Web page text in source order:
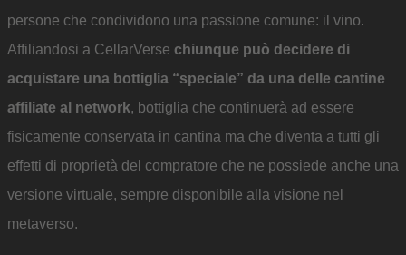
persone che condividono una passione comune: il vino.
Affiliandosi a CellarVerse chiunque può decidere di
acquistare una bottiglia “speciale” da una delle cantine
affiliate al network, bottiglia che continuerà ad essere
fisicamente conservata in cantina ma che diventa a tutti gli
effetti di proprietà del compratore che ne possiede anche una
versione virtuale, sempre disponibile alla visione nel
metaverso.